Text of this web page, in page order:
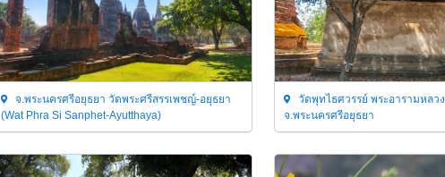
จ.พระนครศรีอยุธยา วัดพระศรีสรรเพชญ์-อยุธยา
(Wat Phra Si Sanphet-Ayutthaya)
วัดพุทไธศวรรย์ พระอารามหลวง
จ.พระนครศรีอยุธยา